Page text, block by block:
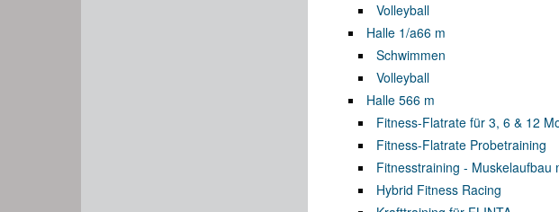
Volleyball
Halle 1/a66 m
Schwimmen
Volleyball
Halle 566 m
Fitness-Flatrate für 3, 6 & 12
Fitness-Flatrate Probetraining
Fitnesstraining - Muskelaufbau
Hybrid Fitness Racing